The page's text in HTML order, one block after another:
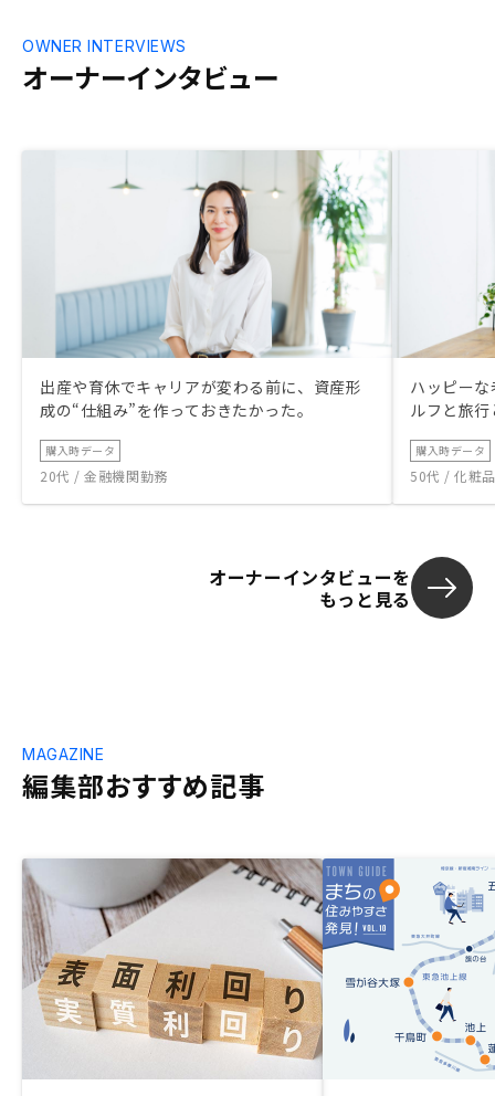
オーナーインタビュー
OWNER INTERVIEWS
出産や育休でキャリアが変わる前に、資産形
成の“仕組み”を作っておきたかった。
購入時データ
20代 / 金融機関勤務
ハッピー
ルフと旅
購入時データ
50代 / 化粧
オーナーインタビューを
もっと見る
編集部おすすめ記事
MAGAZINE